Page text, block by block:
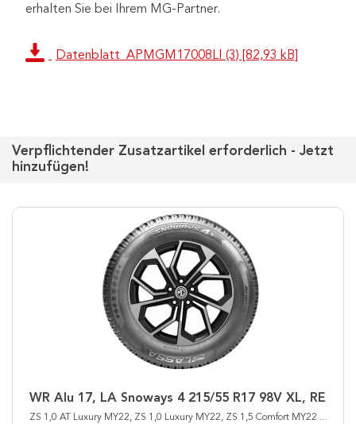
erhalten Sie bei Ihrem MG-Partner.
Datenblatt_APMGM17008LI (3) [82,93 kB]
Verpflichtender Zusatzartikel erforderlich - Jetzt
hinzufügen!
WR Alu 17, LA Snoways 4 215/55 R17 98V XL, RE
ZS 1,0 AT Luxury MY22, ZS 1,0 Luxury MY22, ZS 1,5 Comfort MY22 ...